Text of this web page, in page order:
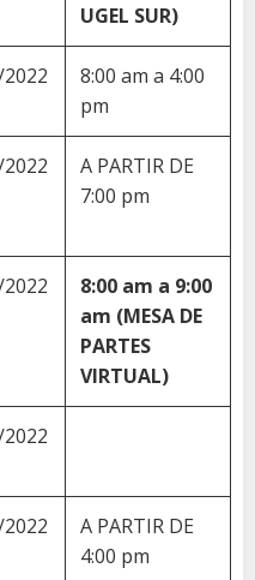
UGEL SUR)
8:00 am a 4:00
pm
A PARTIR DE
7:00 pm
8:00 am a 9:00
am (MESA DE
PARTES
VIRTUAL)
A PARTIR DE
4:00 pm